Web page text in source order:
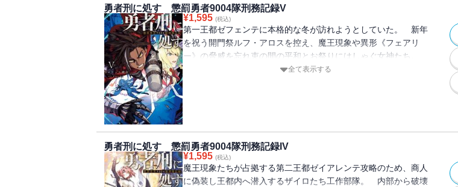
動の代償は――！
勇者刑に処す 懲罰勇者9004隊刑務記録V
¥1,595 (税込)
第一王都ゼフェンテに本格的な冬が訪れようとしていた。 新年
を祝う開門祭ルフ・アロスを控え、魔王現象や異形《フェアリ
ー》の脅威を忘れ束の間の平和とお祭りにはしゃぐ女神たち。
一方、ザイロとベネティムに告げられた新たな指令は首席大司祭
ル・エピソードで語られる、待望の新章がついに開幕！ 人類
の、そしてザイロの選択は――！
全て表示する
勇者刑に処す 懲罰勇者9004隊刑務記録IV
¥1,595 (税込)
魔王現象たちが占拠する第二王都ゼイアレンテ攻略のため、商人
に偽装し王都内へ潜入するザイロたち工作部隊。 内部から破壊